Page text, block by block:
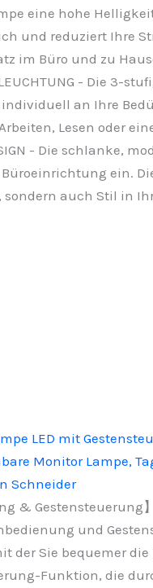
eine hohe
und reduziert Ihre
im Büro und zu
- Die 3-
an Ihre
Lesen oder
- Die schlanke,
ein.
auch Stil in
LED mit
Monitor Lampe,
Schneider
& Gestensteuerung
und
der Sie bequemer
Funktion, die